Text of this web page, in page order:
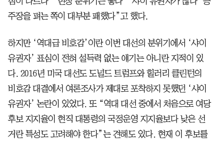
주장을 펴는 쪽이 대부분 패했다”고 했다.
하지만 ‘역대급 비호감’이란 이번 대선의 분위기에서 ‘샤이
유권자’ 표심이 전혀 설득력 없는 얘기는 아니란 지적이 있
다. 2016년 미국 대선도 도널드 트럼프와 힐러리 클린턴의
비호감 대결에서 여론조사가 제대로 포착하지 못했던 ‘샤이
유권자’ 논란이 있었다. 또 “역대 대선 중에서 처음으로 여당
후보 지지율이 현직 대통령의 국정운영 지지율보다 낮은 선
거란 특성도 고려해야 한다”는 견해도 있다. 현재 이 후보를